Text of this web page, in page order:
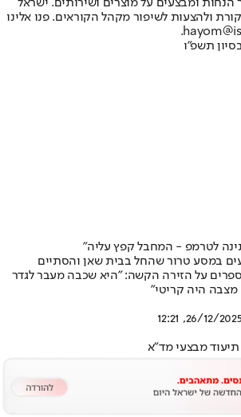
הנחות ומבצעים על מוצרים ושירותים. ישראל
ולהצעות לשיפור מקהל הקוראים. פנו אלינו
תשפ"ו
לטרמפ - המחבל קפץ עליה"
במסע טרור שהחל בבית שאן והסתיים
על הזירה הקשה: "היא שכבה מעבר לגדר
היה קריטי"
26/12/2025,
תיעוד מבצעי מד"א